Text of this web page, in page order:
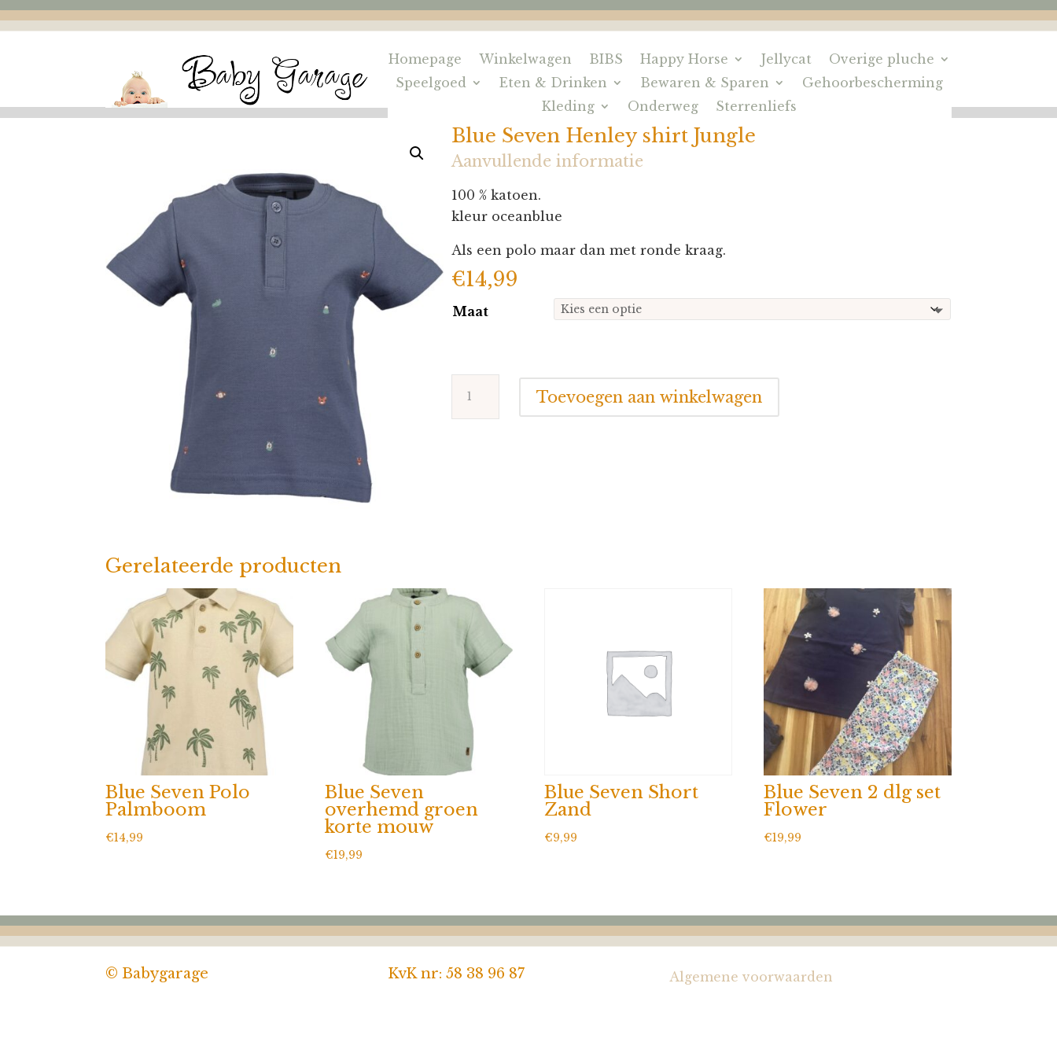
Homepage Winkelwagen BIBS Happy Horse Jellycat
Overige pluche
Speelgoed
Eten & Drinken Bewaren & Sparen
Gehoorbescherming
Kleding
Onderweg Sterrenliefs
Blue Seven Henley shirt Jungle
Aanvullende informatie
100 % katoen.
kleur oceanblue
Als een polo maar dan met ronde kraag.
€14,99
Maat
Seven
Toevoegen aan winkelwagen
Gerelateerde producten
Blue Seven Polo
Palmboom
€14,99
Blue Seven
overhemd groen
korte mouw
€19,99
Blue Seven Short
Zand
€9,99
Blue Seven 2 dlg set
Flower
€19,99
© Babygarage KvK nr: 58 38 96 87 Algemene voorwaarden